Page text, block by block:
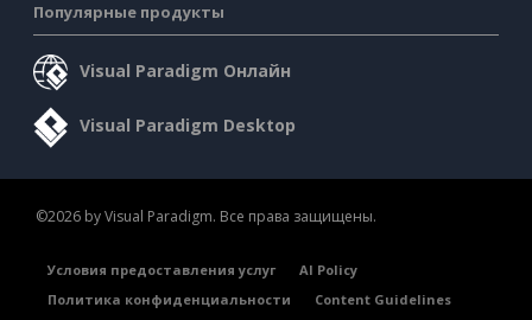
Популярные продукты
Visual Paradigm Онлайн
Visual Paradigm Desktop
©2026 by Visual Paradigm. Все права защищены.
Условия предоставления услуг
AI Policy
Политика конфиденциальности
Content Guidelines